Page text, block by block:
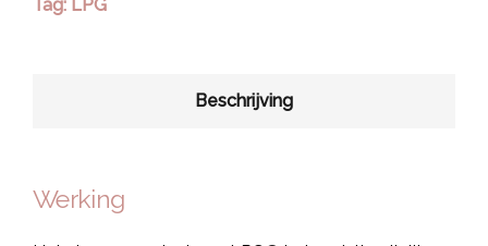
Tag: LPG
Beschrijving
Werking